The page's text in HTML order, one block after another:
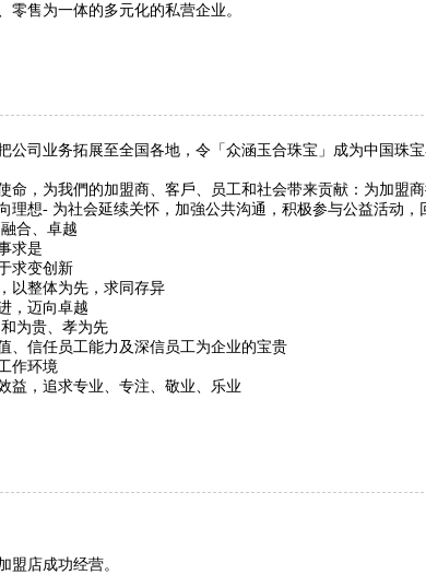
零售为一体的多元化的私营企业。
司业务拓展至全国各地，令「众涵玉合珠宝」成为中国珠宝
，为我們的加盟商、客戶、员工和社会带来贡献：为加盟
理想- 为社会延续关怀，加強公共沟通，积极参与公益活动，
合、卓越
求是
求变创新
整体为先，求同存异
，迈向卓越
为贵、孝为先
信任员工能力及深信员工为企业的宝贵
作环境
，追求专业、专注、敬业、乐业
店成功经营。